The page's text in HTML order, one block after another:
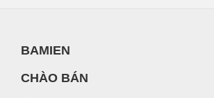
BAMIEN
CHÀO BÁN